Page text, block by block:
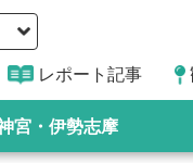
レポート記事
宮・伊勢志摩